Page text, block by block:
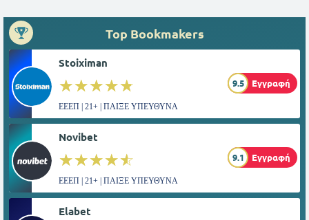
Top Bookmakers
Stoiximan
☆☆☆☆☆
★★★★★ 9.5 Εγγραφή
ΕΕΕΠ | 21+ | ΠΑΙΞΕ ΥΠΕΥΘΥΝΑ
Novibet
☆☆☆☆☆
★★★★★ 9.1 Εγγραφή
ΕΕΕΠ | 21+ | ΠΑΙΞΕ ΥΠΕΥΘΥΝΑ
Elabet